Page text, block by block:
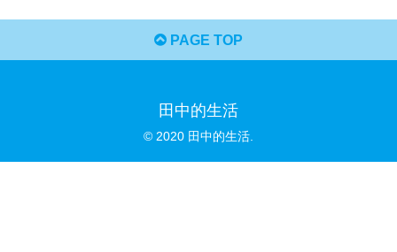
PAGE TOP
田中的生活
© 2020 田中的生活.